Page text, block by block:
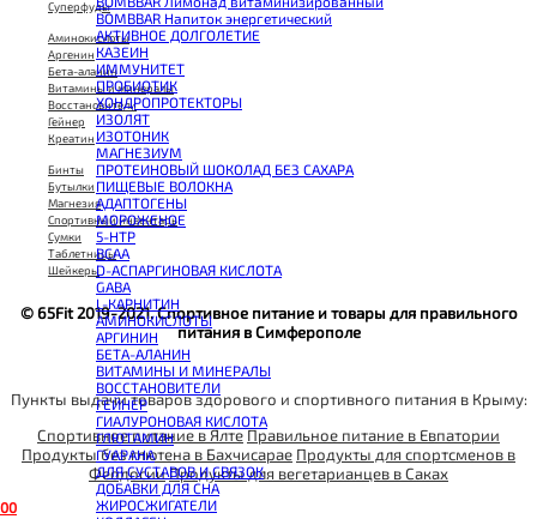
BOMBBAR Напиток энергетический
АКТИВНОЕ ДОЛГОЛЕТИЕ
КАЗЕИН
ИММУНИТЕТ
ПРОБИОТИК
ХОНДРОПРОТЕКТОРЫ
ИЗОЛЯТ
ИЗОТОНИК
МАГНЕЗИУМ
ПРОТЕИНОВЫЙ ШОКОЛАД БЕЗ САХАРА
ПИЩЕВЫЕ ВОЛОКНА
АДАПТОГЕНЫ
МОРОЖЕНОЕ
5-HTP
BCAA
D-АСПАРГИНОВАЯ КИСЛОТА
GABA
L-КАРНИТИН
АМИНОКИСЛОТЫ
АРГИНИН
БЕТА-АЛАНИН
ВИТАМИНЫ И МИНЕРАЛЫ
ВОССТАНОВИТЕЛИ
ГЕЙНЕР
ГИАЛУРОНОВАЯ КИСЛОТА
ГЛЮТАМИН
ГУАРАНА
ДЛЯ СУСТАВОВ И СВЯЗОК
ДОБАВКИ ДЛЯ СНА
ЖИРОСЖИГАТЕЛИ
Суперфуды
Аминокислоты
Аргенин
Бета-аланин
Витамины и минералы
Восстановители
Гейнер
Креатин
Бинты
Бутылки
Магнезия
Спортивный инвентарь
Сумки
Таблетницы
Шейкеры
© 65Fit 2019-2021. Спортивное питание и товары для правильного
питания в Симферополе
Пункты выдачи товаров здорового и спортивного питания в Крыму:
Спортивное питание в ЯлтеПравильное питание в Евпатории
Продукты без глютена в Бахчисарае Продукты для спортсменов в
ФеодосииПродукты для вегетарианцев в Саках
00